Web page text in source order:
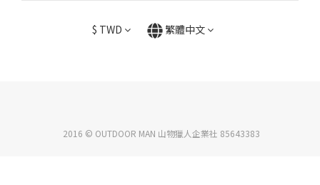
$ TWD 繁體中文
2016 © OUTDOOR MAN 山物獵人企業社 85643383